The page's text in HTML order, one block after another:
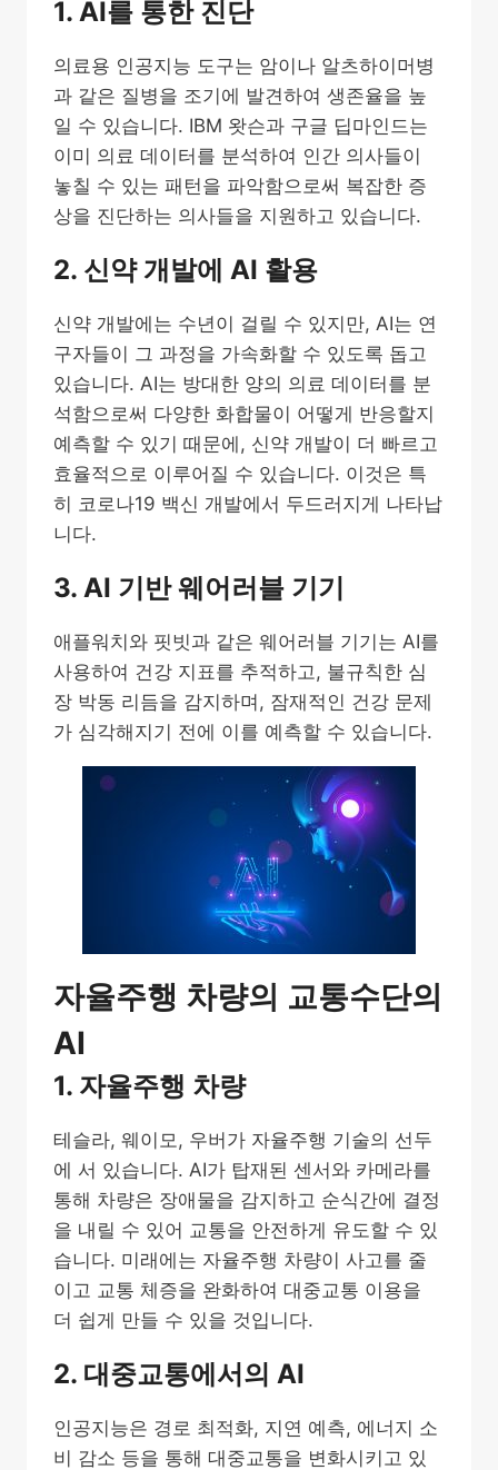
1. AI를 통한 진단
의료용 인공지능 도구는 암이나 알츠하이머병
과 같은 질병을 조기에 발견하여 생존율을 높
일 수 있습니다. IBM 왓슨과 구글 딥마인드는
이미 의료 데이터를 분석하여 인간 의사들이
놓칠 수 있는 패턴을 파악함으로써 복잡한 증
상을 진단하는 의사들을 지원하고 있습니다.
2. 신약 개발에 AI 활용
신약 개발에는 수년이 걸릴 수 있지만, AI는 연
구자들이 그 과정을 가속화할 수 있도록 돕고
있습니다. AI는 방대한 양의 의료 데이터를 분
석함으로써 다양한 화합물이 어떻게 반응할지
예측할 수 있기 때문에, 신약 개발이 더 빠르고
효율적으로 이루어질 수 있습니다. 이것은 특
히 코로나19 백신 개발에서 두드러지게 나타납
니다.
3. AI 기반 웨어러블 기기
애플워치와 핏빗과 같은 웨어러블 기기는 AI를
사용하여 건강 지표를 추적하고, 불규칙한 심
장 박동 리듬을 감지하며, 잠재적인 건강 문제
가 심각해지기 전에 이를 예측할 수 있습니다.
자율주행 차량의 교통수단의
AI
1. 자율주행 차량
테슬라, 웨이모, 우버가 자율주행 기술의 선두
에 서 있습니다. AI가 탑재된 센서와 카메라를
통해 차량은 장애물을 감지하고 순식간에 결정
을 내릴 수 있어 교통을 안전하게 유도할 수 있
습니다. 미래에는 자율주행 차량이 사고를 줄
이고 교통 체증을 완화하여 대중교통 이용을
더 쉽게 만들 수 있을 것입니다.
2. 대중교통에서의 AI
인공지능은 경로 최적화, 지연 예측, 에너지 소
비 감소 등을 통해 대중교통을 변화시키고 있